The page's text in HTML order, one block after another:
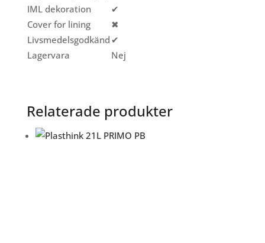
IML dekoration
✔
Cover for lining
✖
Livsmedelsgodkänd ✔
Lagervara
Nej
Relaterade produkter